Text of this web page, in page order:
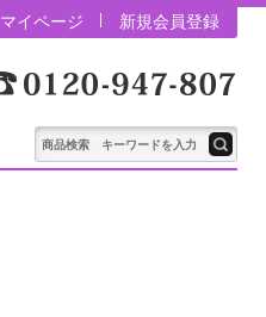
マイページ 新規会員登録